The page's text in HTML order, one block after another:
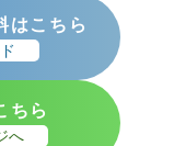
はこちら
ちら
へ